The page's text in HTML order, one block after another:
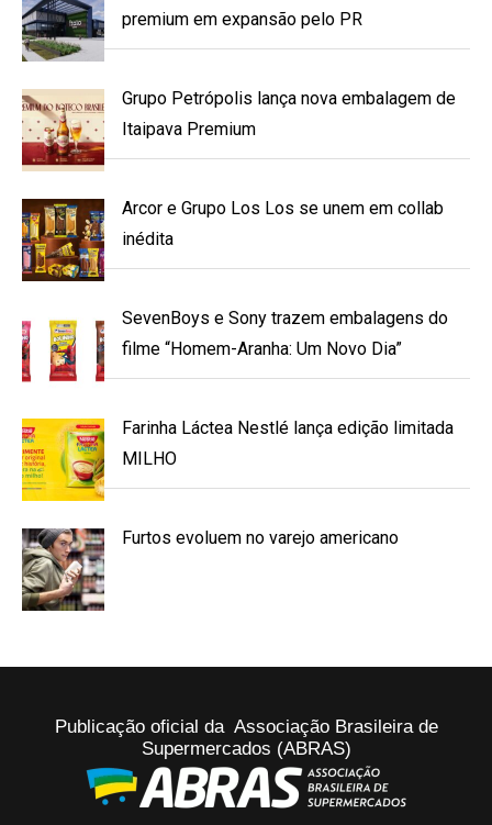
premium em expansão pelo PR
Grupo Petrópolis lança nova embalagem de
Itaipava Premium
Arcor e Grupo Los Los se unem em collab
inédita
SevenBoys e Sony trazem embalagens do
filme “Homem-Aranha: Um Novo Dia”
Farinha Láctea Nestlé lança edição limitada
MILHO
Furtos evoluem no varejo americano
Publicação oficial da Associação Brasileira de
Supermercados (ABRAS)